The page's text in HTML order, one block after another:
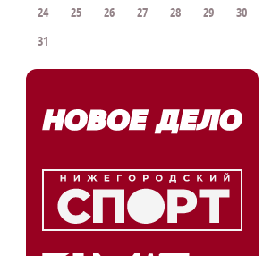
24
25 26 27 28 29
30
31